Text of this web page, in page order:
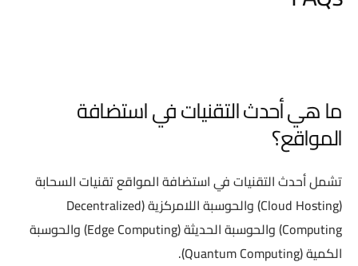
ما هي أحدث التقنيات في استضافة
المواقع؟
تشمل أحدث التقنيات في استضافة المواقع تقنيات السحابة
(Cloud Hosting) والحوسبة اللامركزية (Decentralized
Computing) والحوسبة الحديثة (Edge Computing) والحوسبة
الكمية (Quantum Computing).